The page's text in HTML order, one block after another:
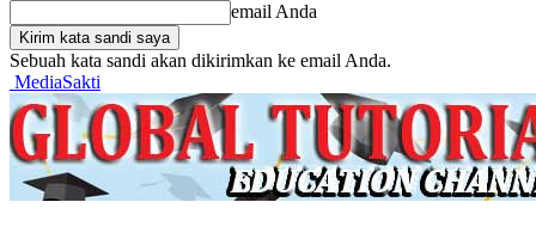
email Anda
Sebuah kata sandi akan dikirimkan ke email Anda.
MediaSakti